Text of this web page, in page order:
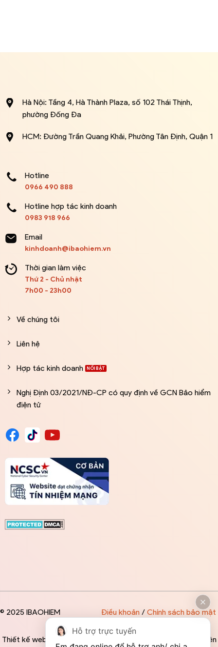
Hà Nội: Tầng 4, Hà Thành Plaza, số 102 Thái Thịnh,
phường Đống Đa
HCM: Đường Trần Quang Khải, Phường Tân Định, Quận 1
Hotline
0966 490 888
Hotline hợp tác kinh doanh
0983 918 966
Email
kinhdoanh@ibaohiem.vn
Thời gian làm việc
Thứ 2 - Chủ nhật
7h00 - 23h00
Về chúng tôi
Liên hệ
Hợp tác kinh doanh
Nghị Định 03/2021/NĐ-CP có quy định về GCN Bảo hiểm
điện tử
© 2025 IBAOHIEM
Thiết kế website độc quyền bởi IBAOHIEM - Mọi thông tin trên
Điều khoản/ Chính sách bảo mật
Hỗ trợ trực tuyến